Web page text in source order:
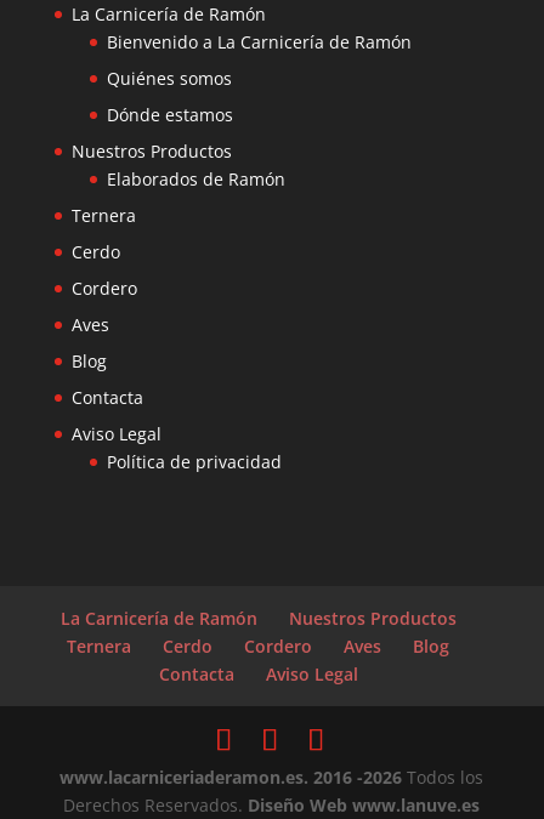
La Carnicería de Ramón
Bienvenido a La Carnicería de Ramón
Quiénes somos
Dónde estamos
Nuestros Productos
Elaborados de Ramón
Ternera
Cerdo
Cordero
Aves
Blog
Contacta
Aviso Legal
Política de privacidad
La Carnicería de Ramón
Nuestros Productos
Ternera
Cerdo Cordero Aves
Blog
Contacta
Aviso Legal
www.lacarniceriaderamon.es. 2016 -2026 Todos los
Derechos Reservados. Diseño Web www.lanuve.es